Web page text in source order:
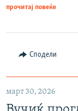
прочитај повеќе
Сподели
март 30, 2026